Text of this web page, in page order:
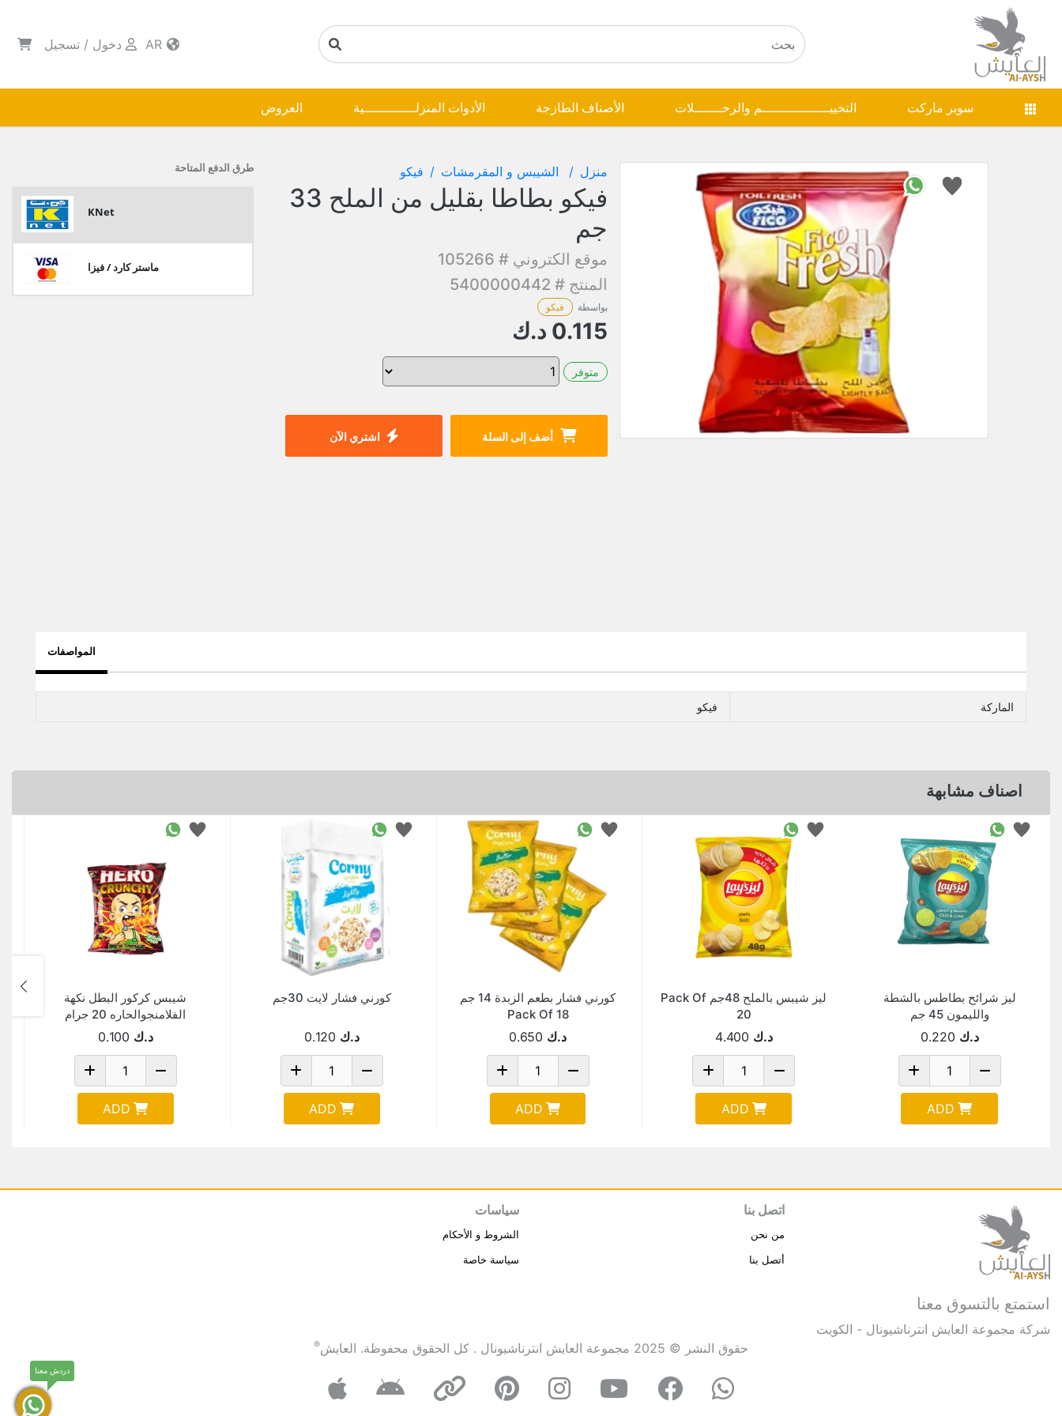
دخول / تسجيل
سوبر ماركت التخييـــــــــــــــــم والرحـــــــلات الأصناف الطازجة الأدوات المنزلـــــــــــــية العروض
منزل الشيبس و المقرمشات فيكو
فيكو بطاطا بقليل من الملح 33
جم
موقع الكتروني # 105266
المنتج # 5400000442
بواسطة فيكو
0.115 د.ك
متوفر
أضف إلى السلة اشتري الآن
طرق الدفع المتاحة
KNet
ماستر كارد / فيزا
المواصفات
الماركة فيكو
اصناف مشابهة
ليز شرائح بطاطس بالشطة
والليمون 45 جم
د.ك 0.220
ADD
ليز شيبس بالملح 48جم Pack Of
20
د.ك 4.400
ADD
كورني فشار بطعم الزبدة 14 جم
Pack Of 18
د.ك 0.650
ADD
كورني فشار لايت 30جم
د.ك 0.120
ADD
شيبس كركور البطل نكهة
الفلامنجوالحاره 20 جرام
د.ك 0.100
ADD
استمتع بالتسوق معنا
شركة مجموعة العايش انترناشيونال - الكويت
اتصل بنا
من نحن
أتصل بنا
سياسات
الشروط و الأحكام
سياسة خاصة
حقوق النشر © 2025 مجموعة العايش انترناشيونال . كل الحقوق محفوظة. العايش®
دردش معنا